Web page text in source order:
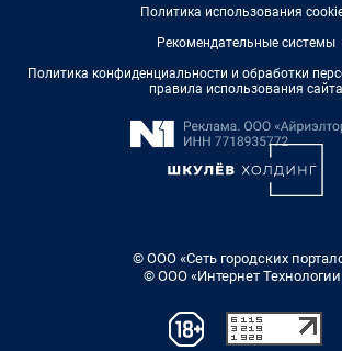
Политика использования
Рекомендательные системы
Политика конфиденциальности и обработки
правила использования сайта
© ООО «Сеть городских
© ООО «Интернет